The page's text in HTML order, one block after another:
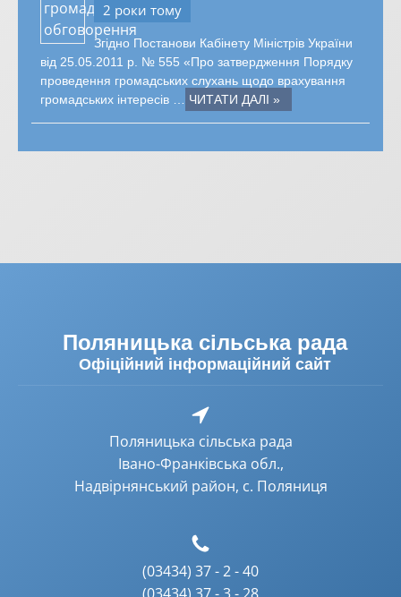
2 роки тому
Згідно Постанови Кабінету Міністрів України
від 25.05.2011 р. № 555 «Про затвердження Порядку
проведення громадських слухань щодо врахування
громадських інтересів …
ЧИТАТИ ДАЛІ »
Поляницька сільська рада
Офіційний інформаційний сайт
Поляницька сільська рада
Івано-Франківська обл.,
Надвірнянський район, с. Поляниця
(03434) 37 - 2 - 40